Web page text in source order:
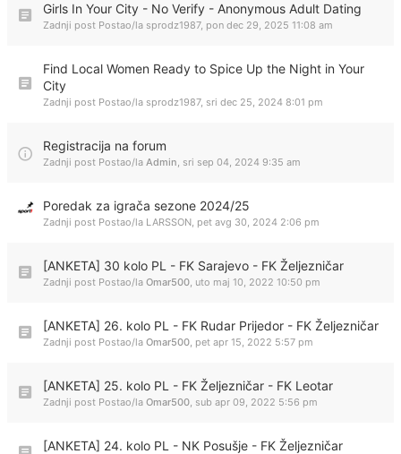
Girls In Your City - No Verify - Anonymous Adult Dating
Zadnji post Postao/la sprodz1987, pon dec 29, 2025 11:08 am
Find Local Women Ready to Spice Up the Night in Your
City
Zadnji post Postao/la sprodz1987, sri dec 25, 2024 8:01 pm
Registracija na forum
Zadnji post Postao/la Admin, sri sep 04, 2024 9:35 am
Poredak za igrača sezone 2024/25
Zadnji post Postao/la LARSSON, pet avg 30, 2024 2:06 pm
[ANKETA] 30 kolo PL - FK Sarajevo - FK Željezničar
Zadnji post Postao/la Omar500, uto maj 10, 2022 10:50 pm
[ANKETA] 26. kolo PL - FK Rudar Prijedor - FK Željezničar
Zadnji post Postao/la Omar500, pet apr 15, 2022 5:57 pm
[ANKETA] 25. kolo PL - FK Željezničar - FK Leotar
Zadnji post Postao/la Omar500, sub apr 09, 2022 5:56 pm
[ANKETA] 24. kolo PL - NK Posušje - FK Željezničar